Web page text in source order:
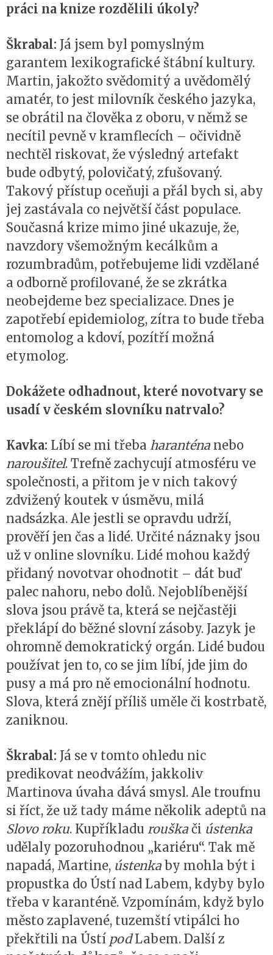
práci na knize rozdělili úkoly?
Škrabal: Já jsem byl pomyslným
garantem lexikografické štábní kultury.
Martin, jakožto svědomitý a uvědomělý
amatér, to jest milovník českého jazyka,
se obrátil na člověka z oboru, v němž se
necítil pevně v kramflecích – očividně
nechtěl riskovat, že výsledný artefakt
bude odbytý, polovičatý, zfušovaný.
Takový přístup oceňuji a přál bych si, aby
jej zastávala co největší část populace.
Současná krize mimo jiné ukazuje, že,
navzdory všemožným kecálkům a
rozumbradům, potřebujeme lidi vzdělané
a odborně profilované, že se zkrátka
neobejdeme bez specializace. Dnes je
zapotřebí epidemiolog, zítra to bude třeba
entomolog a kdoví, pozítří možná
etymolog.
Dokážete odhadnout, které novotvary se
usadí v českém slovníku natrvalo?
Kavka: Líbí se mi třeba haranténanebo
naroušitel. Trefně zachycují atmosféru ve
společnosti, a přitom je v nich takový
zdvižený koutek v úsměvu, milá
nadsázka. Ale jestli se opravdu udrží,
prověří jen čas a lidé. Určité náznaky jsou
už v online slovníku. Lidé mohou každý
přidaný novotvar ohodnotit – dát buď
palec nahoru, nebo dolů. Nejoblíbenější
slova jsou právě ta, která se nejčastěji
překlápí do běžné slovní zásoby. Jazyk je
ohromně demokratický orgán. Lidé budou
používat jen to, co se jim líbí, jde jim do
pusy a má pro ně emocionální hodnotu.
Slova, která znějí příliš uměle či kostrbatě,
zaniknou.
Škrabal: Já se v tomto ohledu nic
predikovat neodvážím, jakkoliv
Martinova úvaha dává smysl. Ale troufnu
si říct, že už tady máme několik adeptů na
Slovo roku. Kupříkladu rouškači ústenka
udělaly pozoruhodnou „kariéru“. Tak mě
napadá, Martine, ústenkaby mohla být i
propustka do Ústí nad Labem, kdyby bylo
třeba v karanténě. Vzpomínám, když bylo
město zaplavené, tuzemští vtipálci ho
překřtili na Ústí podLabem. Další z